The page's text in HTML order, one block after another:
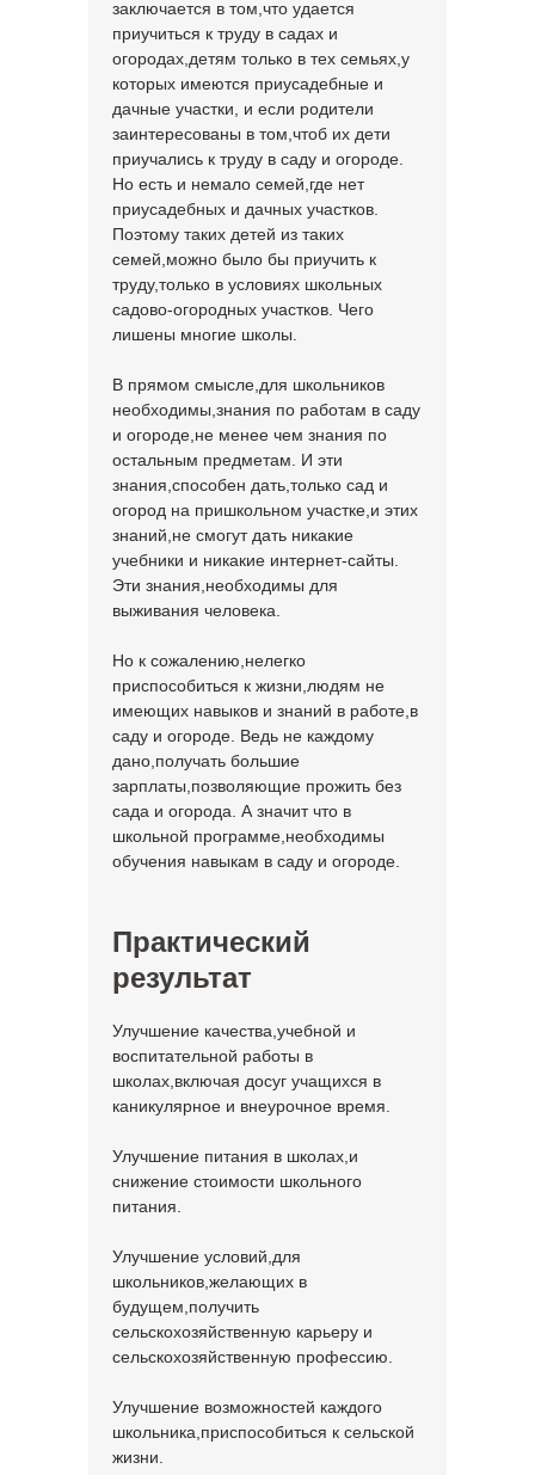
заключается в том,что удается
приучиться к труду в садах и
огородах,детям только в тех семьях,у
которых имеются приусадебные и
дачные участки, и если родители
заинтересованы в том,чтоб их дети
приучались к труду в саду и огороде.
Но есть и немало семей,где нет
приусадебных и дачных участков.
Поэтому таких детей из таких
семей,можно было бы приучить к
труду,только в условиях школьных
садово-огородных участков. Чего
лишены многие школы.
В прямом смысле,для школьников
необходимы,знания по работам в саду
и огороде,не менее чем знания по
остальным предметам. И эти
знания,способен дать,только сад и
огород на пришкольном участке,и этих
знаний,не смогут дать никакие
учебники и никакие интернет-сайты.
Эти знания,необходимы для
выживания человека.
Но к сожалению,нелегко
приспособиться к жизни,людям не
имеющих навыков и знаний в работе,в
саду и огороде. Ведь не каждому
дано,получать большие
зарплаты,позволяющие прожить без
сада и огорода. А значит что в
школьной программе,необходимы
обучения навыкам в саду и огороде.
Практический
результат
Улучшение качества,учебной и
воспитательной работы в
школах,включая досуг учащихся в
каникулярное и внеурочное время.
Улучшение питания в школах,и
снижение стоимости школьного
питания.
Улучшение условий,для
школьников,желающих в
будущем,получить
сельскохозяйственную карьеру и
сельскохозяйственную профессию.
Улучшение возможностей каждого
школьника,приспособиться к сельской
жизни.